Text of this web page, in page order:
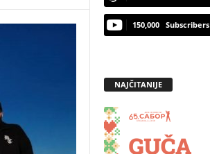
150,000 Subscribers
NAJČITANIJE